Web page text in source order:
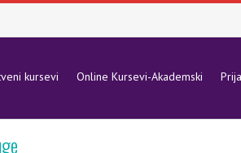
kursevi Online Kursevi-Akademski